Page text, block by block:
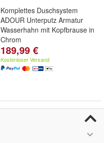
Komplettes Duschsystem
ADOUR Unterputz Armatur
Wasserhahn mit Kopfbrause in
Chrom
189,99 €
Kostenloser Versand